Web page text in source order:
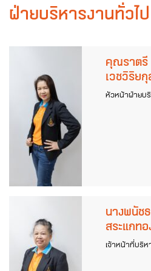
ฝ่ายบริหารงานทั่วไป
คุณราตรี
เวชวิริยกุ
หัวหน้าฝ่ายบ
นางพนัช
สระแกทอ
เจ้าหน้าที่บริห